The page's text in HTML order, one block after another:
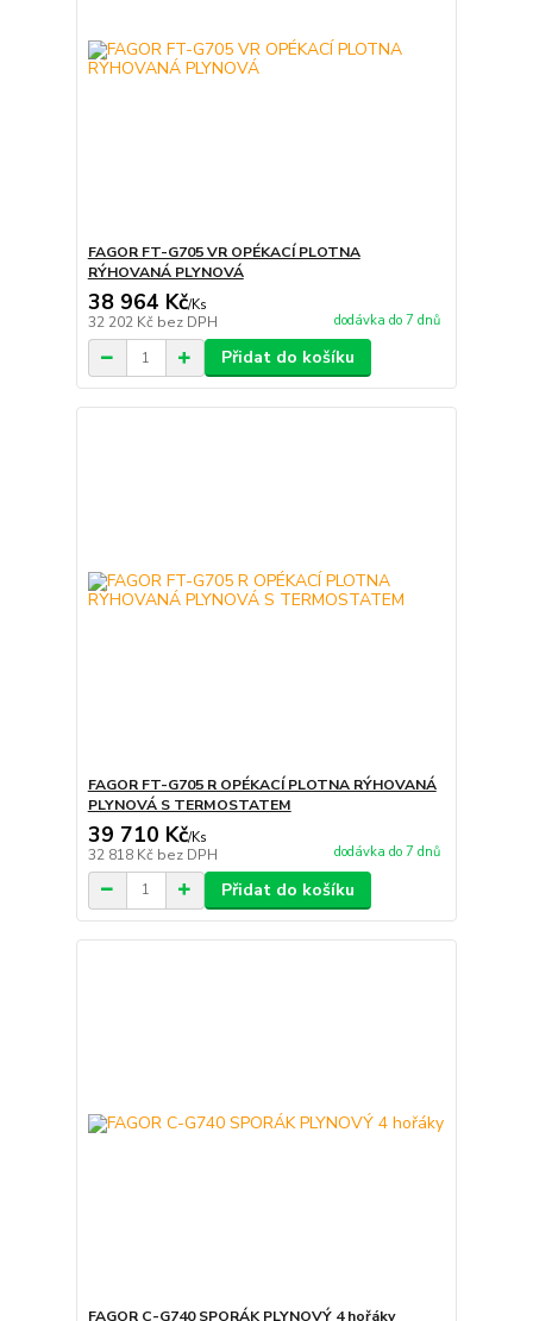
FAGOR FT-G705 VR OPÉKACÍ PLOTNA
RÝHOVANÁ PLYNOVÁ
38 964 Kč/Ks
32 202 Kč bez DPH dodávka do 7 dnů
Přidat do košíku
FAGOR FT-G705 R OPÉKACÍ PLOTNA RÝHOVANÁ
PLYNOVÁ S TERMOSTATEM
39 710 Kč/Ks
32 818 Kč bez DPH dodávka do 7 dnů
Přidat do košíku
FAGOR C-G740 SPORÁK PLYNOVÝ 4 hořáky